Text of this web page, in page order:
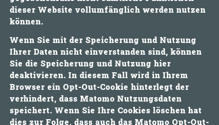
dieser Website vollumfänglich werden nutzen
können.
Wenn Sie mit der Speicherung und Nutzung
Ihrer Daten nicht einverstanden sind, können
Sie die Speicherung und Nutzung hier
deaktivieren. In diesem Fall wird in Ihrem
Browser ein Opt-Out-Cookie hinterlegt der
verhindert, dass Matomo Nutzungsdaten
speichert. Wenn Sie Ihre Cookies löschen hat
dies zur Folge, dass auch das Matomo Opt-Out-